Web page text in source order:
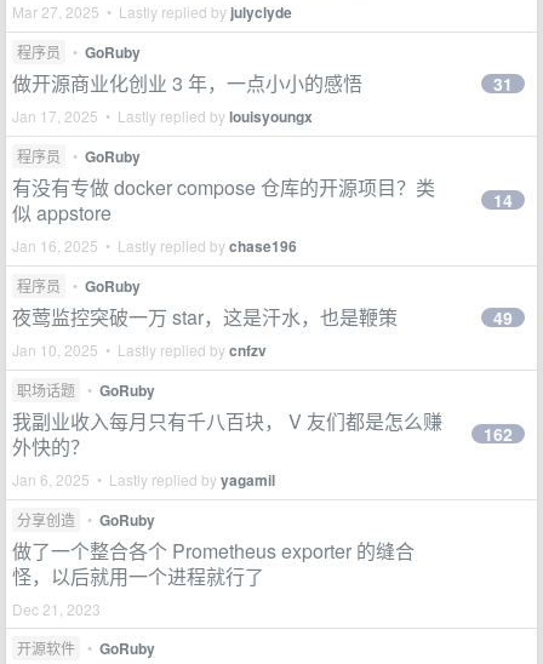
Mar 27, 2025 • Lastly replied by julyclyde
程序员 • GoRuby
做开源商业化创业 3 年，一点小小的感悟
Jan 17, 2025 • Lastly replied bylouisyoungx
31
程序员 • GoRuby
有没有专做 docker compose 仓库的开源项目？类
似 appstore
Jan 16, 2025 • Lastly replied bychase196
14
程序员 • GoRuby
夜莺监控突破一万 star，这是汗水，也是鞭策
Jan 10, 2025 • Lastly replied bycnfzv
49
职场话题 • GoRuby
我副业收入每月只有千八百块， V 友们都是怎么赚
外快的？
Jan 6, 2025 • Lastly replied byyagamil
162
分享创造 • GoRuby
做了一个整合各个 Prometheus exporter 的缝合
怪，以后就用一个进程就行了
Dec 21, 2023
开源软件
• GoRuby